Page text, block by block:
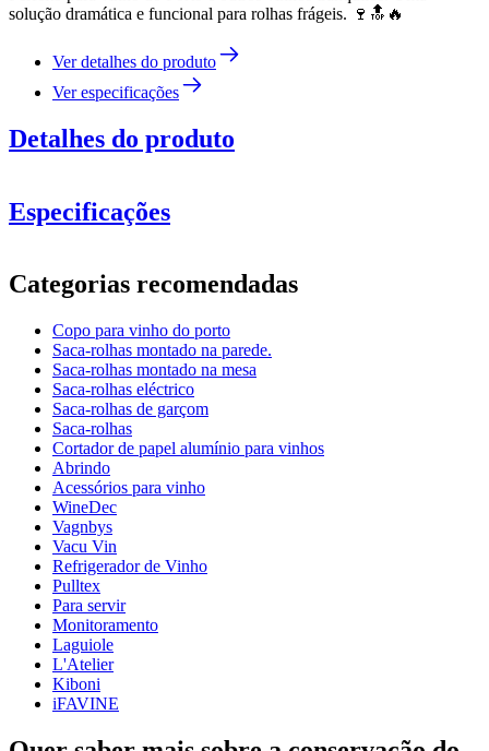
solução dramática e funcional para rolhas frágeis. 🍷🔝🔥
Ver detalhes do produto
Ver especificações
Detalhes do produto
Especificações
Número do produtoPI47
Dimensões (LxAxP cm)
Peso (kg)2
Largura (cm)41.5
profundidade (cm)11.5
Categorias recomendadas
Copo para vinho do porto
Saca-rolhas montado na parede.
Saca-rolhas montado na mesa
Saca-rolhas eléctrico
Saca-rolhas de garçom
Saca-rolhas
Cortador de papel alumínio para vinhos
Abrindo
Acessórios para vinho
WineDec
Vagnbys
Vacu Vin
Refrigerador de Vinho
Pulltex
Para servir
Monitoramento
Laguiole
L'Atelier
Kiboni
iFAVINE